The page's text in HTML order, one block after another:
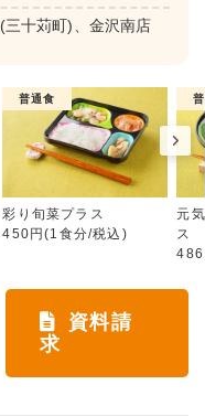
(三十苅町)、 金沢南店
普通食
彩り旬菜プラス
450円(1食分/税込)
元
ス
資料請
求